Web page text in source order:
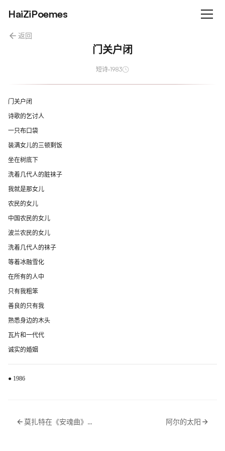
HaiZiPoemes
返回
门关户闭
短诗·1983
门关户闭
诗歌的乞讨人
一只布口袋
装满女儿的三顿剩饭
坐在树底下
洗着几代人的脏袜子
我就是那女儿
农民的女儿
中国农民的女儿
波兰农民的女儿
洗着几代人的袜子
等着冰融雪化
在所有的人中
只有我粗笨
善良的只有我
熟悉身边的木头
瓦片和一代代
诚实的婚姻
● 1986
莫扎特在《安魂曲》中说 阿尔的太阳